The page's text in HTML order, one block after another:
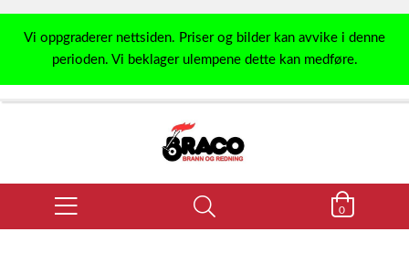
Vi oppgraderer nettsiden. Priser og bilder kan avvike i denne
perioden. Vi beklager ulempene dette kan medføre.
0